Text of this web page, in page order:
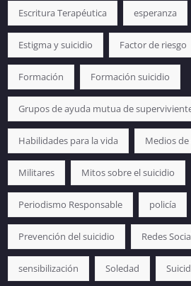
Escritura Terapéutica esperanza
Estigma y suicidio Factor de riesgo
Formación Formación suicidio
Grupos de ayuda mutua de
Habilidades para la vida Medios
Militares Mitos sobre el suicidio
Periodismo Responsable policía
Prevención del suicidio Redes
sensibilización Soledad